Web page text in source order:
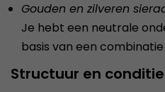
Gouden en zilveren
Je hebt een neutrale
basis van een
Structuur en